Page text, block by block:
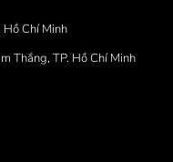
Hồ Chí Minh
Thắng, TP. Hồ Chí Minh